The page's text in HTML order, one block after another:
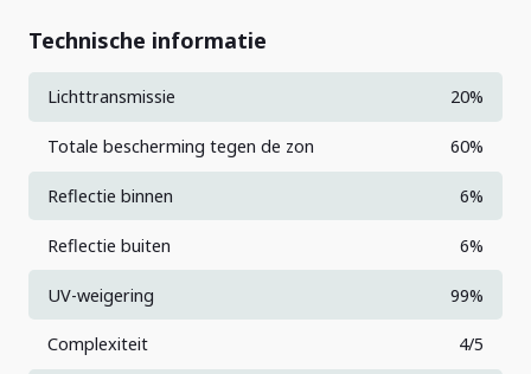
Technische informatie
Lichttransmissie 20%
Totale bescherming tegen de zon 60%
Reflectie binnen 6%
Reflectie buiten 6%
UV-weigering 99%
Complexiteit 4/5